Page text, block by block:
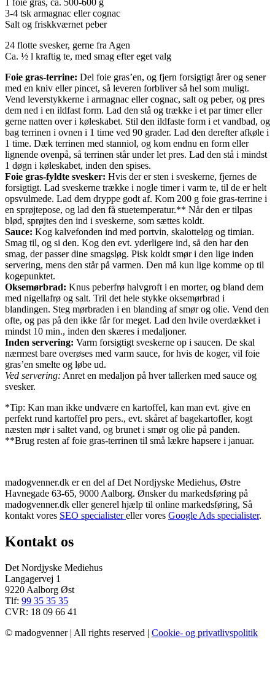
1 foie gras, ca. 500-600 g
3-4 tsk armagnac eller cognac
Salt og friskkværnet peber
24 flotte svesker, gerne fra Agen
Ca. ½ l kraftig te, med smag efter eget valg
Foie gras-terrine: Del foie gras’en, og fjern forsigtigt årer og sener
med en kniv eller pincet, så leveren forbliver så hel som muligt.
Vend leverstykkerne i armagnac eller cognac, salt og peber, og pres
dem ned i en ildfast form. Lad den stå og trække i et par timer eller
gerne natten over i køleskabet. Stil den ildfaste form i et vandbad, og
bag terrinen i ovnen i 1 time ved 90 grader. Lad den derefter afkøle i
1 time. Dæk terrinen med stanniol, og kom endnu en form eller
lignende ovenpå, så terrinen står under let pres. Lad den stå i mindst
1 døgn i køleskabet, inden den spises.
Foie gras-fyldte svesker: Hvis der er sten i sveskerne, fjernes de
forsigtigt. Lad sveskerne trække i nogle timer i varm te, til de er helt
opsvulmede. Lad dem dryppe godt af. Kom 200 g foie gras-terrine i
en sprøjtepose, og lad den få stuetemperatur.** Når den er tilpas
blød, sprøjtes den ind i sveskerne, som sættes koldt.
Sauce: Kog kalvefonden ind med portvin, skalotteløg og timian.
Smag til, og si den. Kog den evt. yderligere ind, så den har den
smag, der passer dine smagsløg. Pisk koldt smør i den lige inden
servering, mens den står på varmen. Den må kun lige komme op til
kogepunktet.
Oksemørbrad: Knus peberfrø halvgroft i en morter, og bland dem
med nigellafrø og salt. Tril det hele stykke oksemørbrad i
blandingen. Steg mørbraden i en blanding af smør og olie. Vend den
ofte, og pas på den ikke får for meget. Lad den hvile overdækket i
mindst 10 min., inden den skæres i medaljoner.
Inden servering: Varm forsigtigt sveskerne op i saucen. De skal
nærmest bare overøses med varm sauce, for hvis de koger, vil foie
gras’en smelte og løbe ud.
Ved servering: Anret en medaljon på hver tallerken med sauce og
svesker.
*Tip: Kan man ikke undvære en kartoffel, kan man evt. give en
perfekt rund kartoffel pro pers., evt. skåret af bagekartofler, kogt
næsten mør i saltet vand, og brunet i smør og olie på panden.
**Brug resten af foie gras-terrinen til små lækre hapsere i januar.
madogvenner.dk er en del af Det Nordjyske Mediehus, Østre
Havnegade 63-65, 9000 Aalborg. Ønsker du markedsføring på
madogvenner.dk eller generel hjælp til online markedsføring, Så
kontakt vores SEO specialistereller vores Google Ads specialister.
Kontakt os
Det Nordjyske Mediehus
Langagervej 1
9220 Aalborg Øst
Tlf: 99 35 35 35
CVR: 18 09 66 41
© madogvenner | All rights reserved | Cookie- og privatlivspolitik